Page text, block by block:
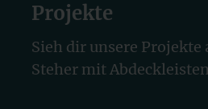
Projekte
Sieh dir unsere Projekte
Steher mit